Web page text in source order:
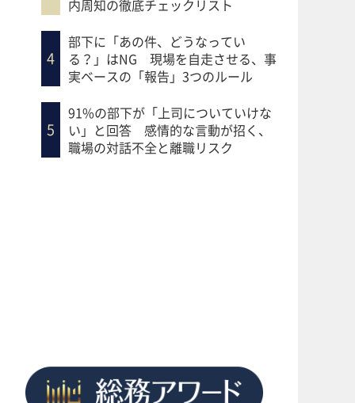
内周知の徹底チェックリスト
部下に「あの件、どうなってい
る？」はNG 現場を自走させる、事
実ベースの「報告」3つのルール
91%の部下が「上司についていけな
い」と回答 感情的な言動が招く、
職場の対話不全と離職リスク